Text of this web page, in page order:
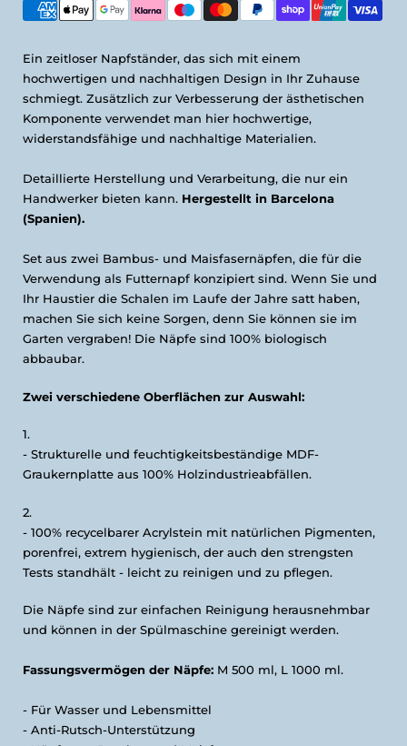
Ein zeitloser Napfständer, das sich mit einem
hochwertigen und nachhaltigen Design in Ihr Zuhause
schmiegt. Zusätzlich zur Verbesserung der ästhetischen
Komponente verwendet man hier hochwertige,
widerstandsfähige und nachhaltige Materialien.
Detaillierte Herstellung und Verarbeitung, die nur ein
Handwerker bieten kann. Hergestellt in Barcelona
(Spanien).
Set aus zwei Bambus- und Maisfasernäpfen, die für die
Verwendung als Futternapf konzipiert sind. Wenn Sie und
Ihr Haustier die Schalen im Laufe der Jahre satt haben,
machen Sie sich keine Sorgen, denn Sie können sie im
Garten vergraben! Die Näpfe sind 100% biologisch
abbaubar.
Zwei verschiedene Oberflächen zur Auswahl:
- Strukturelle und feuchtigkeitsbeständige MDF-
Graukernplatte aus 100% Holzindustrieabfällen.
- 100% recycelbarer Acrylstein mit natürlichen Pigmenten,
porenfrei, extrem hygienisch, der auch den strengsten
Tests standhält - leicht zu reinigen und zu pflegen.
Die Näpfe sind zur einfachen Reinigung herausnehmbar
und können in der Spülmaschine gereinigt werden.
Fassungsvermögen der Näpfe: M 500 ml, L 1000 ml.
- Für Wasser und Lebensmittel
- Anti-Rutsch-Unterstützung